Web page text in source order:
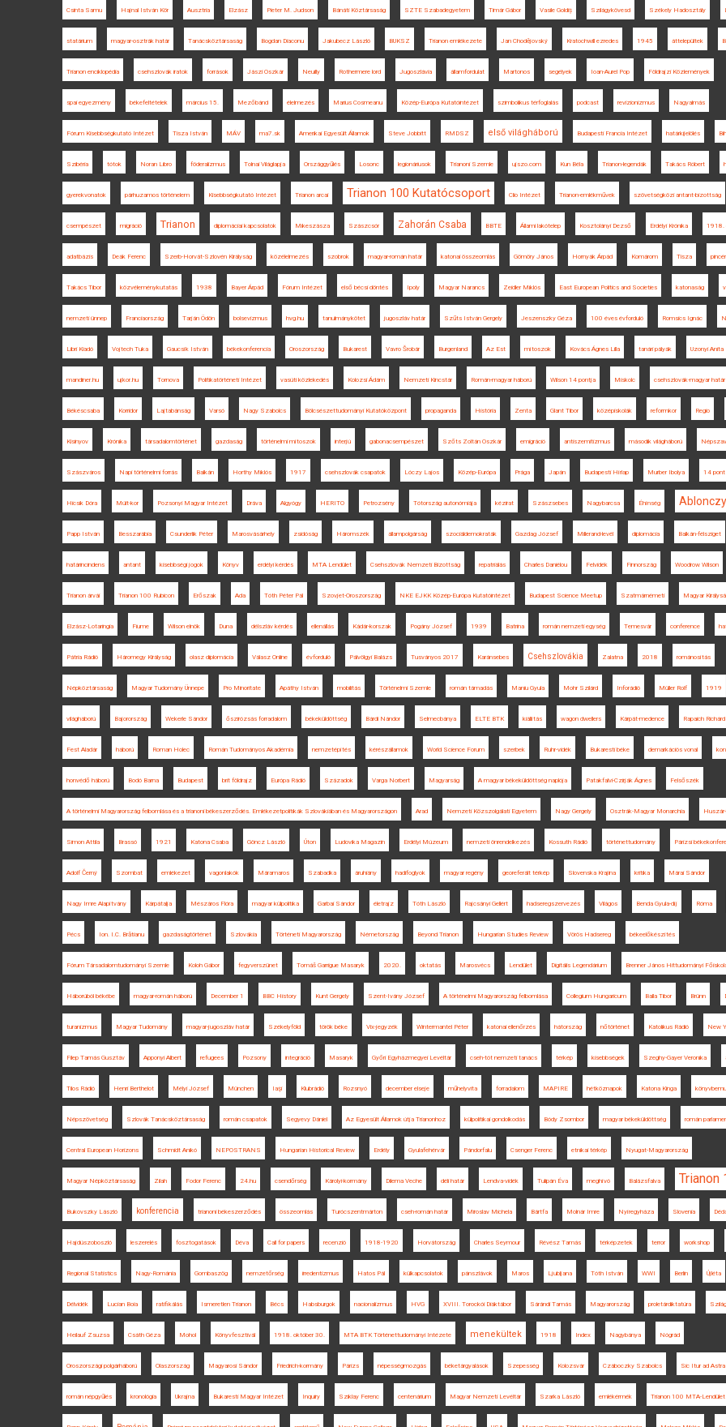
Csinta Samu Hajnal István Kör Ausztria Elzász Pieter M. Judson Bánáti Köztársaság SZTE Szabadegyetem Timár Gábor Vasile Goldiș Szilágykövesd Székely Hadosztály
statárium magyar-osztrák határ Tanácsköztársaság Bogdan Diaconu Jakubecz László BUKSZ Trianon emlékezete Jan Chodějovský Kratochwill ezredes 1945 áttelepültek
Trianon enciklopédia csehszlovák iratok források Jászi Oszkár Neuilly Rothermere lord Jugoszlávia államfordulat Martonos segélyek Ioan-Aurel Pop Földrajzi Közlemények
spai egyezmény békefeltételek március 15. Mezőbánd élelmezés Marius Cosmeanu Közép-Európa Kutatóintézet szimbolikus térfoglalás podcast revizionizmus Nagyalmás
Fórum Kisebbségkutató Intézet Tisza István MÁV ma7.sk Amerikai Egyesült Államok Steve Jobbitt RMDSZ első világháború Budapesti Francia Intézet határkijelölés
Szibéria tótok Noran Libro föderalizmus Tolnai Világlapja Országgyűlés Losonc legionáriusok Trianoni Szemle ujszo.com Kun Béla Trianon-legendák Takács Róbert
gyerekvonatok párhuzamos történelem Kisebbségkutató Intézet Trianon arcai Trianon 100 Kutatócsoport Clio Intézet Trianon-emlékművek szövetségközi antant-bizottság
csempészet migráció Trianon diplomáciai kapcsolatok Mikeszásza Szászcsór Zahorán Csaba BBTE Állami lakótelep Kosztolányi Dezső Erdélyi Krónika 1918.
adatbázis Deák Ferenc Szerb-Horvát-Szlovén Királyság közélelmezés szobrok magyar-román határ katonai összeomlás Gömöry János Hornyák Árpád Komárom Tisza
Takács Tibor közvéleménykutatás 1938 Bayer Árpád Fórum Intézet első bécsi döntés Ipoly Magyar Narancs Zeidler Miklós East European Politics and Societies katonaság
nemzeti ünnep Franciaország Tarján Ödön bolsevizmus hvg.hu tanulmánykötet jugoszláv határ Szűts István Gergely Jeszenszky Géza 100 éves évforduló Romsics Ignác
Libri Kiadó Vojtech Tuka Gaucsík István békekonferencia Oroszország Bukarest Vavro Šrobár Burgenland Az Est mítoszok Kovács Ágnes Lilla tanári pályák Uzonyi Anita
mandiner.hu ujkor.hu Tornova Politikatörténeti Intézet vasúti közlekedés Kolozsi Ádám Nemzeti Kincstár Román-magyar háború Wilson 14 pontja Miskolc csehszlovák-magyar határ
Békéscsaba Korridor Lajtabánság Varsó Nagy Szabolcs Bölcsészettudományi Kutatóközpont propaganda História Zenta Glant Tibor középiskolák reformkor Regio
Kisinyov Krónika társadalomtörténet gazdaság történelmi mítoszok interjú gabonacsempészet Szőts Zoltán Oszkár emigráció antiszemitizmus második világháború
Szászváros Napi történelmi forrás Balkán Horthy Miklós 1917 csehszlovák csapatok Lóczy Lajos Közép-Európa Prága Japán Budapesti Hírlap Murber Ibolya 14 pont
Hicsik Dóra Múlt-kor Pozsonyi Magyar Intézet Dráva Algyógy HERITO Petrozsény Tótország autonómiája kézirat Szászsebes Nagybarcsa Éhínség
Papp István Besszarábia Csunderlik Péter Marosvásárhely zsidóság Háromszék állampolgárság szociáldemokraták Gazdag József Millerand-levél diplomácia Balkán-félsziget
határincindens antant kisebbségi jogok Könyv erdélyi kérdés MTA Lendület Csehszlovák Nemzeti Bizottság repatriálás Charles Daniélou Felvidék Finnország Woodrow Wilson
Trianon árvái Trianon 100 Rubicon Erőszak Ada Tóth Péter Pál Szovjet-Oroszország NKE EJKK Közép-Európa Kutatóintézet Budapest Science Meetup Szatmárnémeti Magyar
Elzász-Lotaringia Fiume Wilson elnök Duna délszláv kérdés ellenállás Kádár-korszak Pogány József 1939 Batrina román nemzeti egység Temesvár conference
Pátria Rádió Háromegy Királyság olasz diplomácia Válasz Online évforduló Pálvölgyi Balázs Tusványos 2017 Karánsebes Csehszlovákia Zalatna 2018 románosítás
Népköztársaság Magyar Tudomány Ünnepe Pro Minoritate Apáthy István mobilitás Történelmi Szemle román támadás Maniu Gyula Mohr Szilárd Inforádió Müller Rolf 1919
világháború Bajorország Wekerle Sándor őszirózsás forradalom békeküldöttség Bárdi Nándor Selmecbánya ELTE BTK kiállítás wagon dwellers Kárpát-medence Rapaich
Fest Aladár háború Roman Holec Román Tudományos Akadémia nemzetépítés kérészállamok World Science Forum szerbek Ruhr-vidék Bukaresti béke demarkációs vonal
honvédő háború Bodó Barna Budapest brit földrajz Európa Rádió Századok Varga Norbert Magyarság A magyar békeküldöttség naplója Patakfalvi-Czirják Ágnes Felsőszék
A történelmi Magyarország felbomlása és a trianoni békeszerződés. Emlékezetpolitikák Szlovákiában és Magyarországon Arad Nemzeti Közszolgálati Egyetem Nagy Gergely Osztrák-Magyar Monarchia
Simon Attila Brassó 1921 Katona Csaba Göncz László Úton Ludovika Magazin Erdélyi Múzeum nemzeti önrendelkezés Kossuth Rádió történettudomány Párizsi
Adolf Černý Szombat emlékezet vagonlakók Máramaros Szabadka áruhiány hadifoglyok magyar regény georeferált térkép Slovenska Krajina kritika Márai Sándor
Nagy Imre Alapítvány Kárpátalja Mészáros Flóra magyar külpolitika Garbai Sándor életrajz Tóth László Rajcsányi Gellért hadseregszervezés Világos Benda Gyula-díj Róma
Pécs Ion. I.C. Brătianu gazdaságtörténet Szlovákia Történeti Magyarország Németország Beyond Trianon Hungarian Studies Review Vörös Hadsereg békeelőkészítés
Fórum Társadalomtudományi Szemle Koloh Gábor fegyverszünet Tomáš Garrigue Masaryk 2020. oktatás Marosvécs Lendület Digitális Legendárium Brenner János Hittudományi
Háborúból békébe magyar-román háború December 1 BBC History Kunt Gergely Szent-Ivány József A történelmi Magyarország felbomlása Collegium Hungaricum Balla Tibor Brünn
turanizmus Magyar Tudomány magyar-jugoszláv határ Székelyföld török béke Vix-jegyzék Wintermantel Péter katonai ellenőrzés hátország nőtörténet Katolikus Rádió New
Filep Tamás Gusztáv Apponyi Albert refugees Pozsony integráció Masaryk Győri Egyházmegyei Levéltár cseh-tót nemzeti tanács térkép kisebbségek Szeghy-Gayer Veronika
Tilos Rádió Henri Berthelot Mélyi József München Iaşi Klubrádió Rozsnyó december elseje műhelyvita forradalom MAPIRE hétköznapok Katona Kinga
Népszövetség Szlovák Tanácsköztársaság román csapatok Segyevy Dániel Az Egyesült Államok útja Trianonhoz külpolitikai gondolkodás Bódy Zsombor magyar békeküldöttség román
Central European Horizons Schmidt Anikó NEPOSTRANS Hungarian Historical Review Erdély Gyulafehérvár Pándorfalu Csenger Ferenc etnikai térkép Nyugat-Magyarország
Magyar Népköztársaság Zilah Fodor Ferenc 24.hu csendőrség Károlyi-kormány Dilema Veche déli határ Lendva-vidék Tulipán Éva meghívó Balázsfalva Trianon
Bukovszky László konferencia trianoni békeszerződés összeomlás Turócszentmárton cseh-román határ Miroslav Michela Bártfa Molnár Imre Nyíregyháza Slovenia
Hajdúszoboszló leszerelés fosztogatások Déva Call for papers recenzió 1918-1920 Horvátország Charles Seymour Révész Tamás térképzetek terror workshop
Regional Statistics Nagy-Románia Gombaszög nemzetőrség irredentizmus Hatos Pál külkapcsolatok pánszlávok Maros Ljubljana Tóth István WWI Berlin Újléta
Délvidék Lucian Boia ratifikálás Ismeretlen Trianon Bécs Habsburgok nacionalizmus HVG XVIII. Torockói Diáktábor Sárándi Tamás Magyarország proletárdiktatúra
Heilauf Zsuzsa Csáth Géza Mohol Könyvfesztivál 1918. október 30. MTA BTK Történettudományi Intézete menekültek 1918 Index Nagybánya Nógrád
Oroszországi polgárháború Olaszország Magyarosi Sándor Friedrich-kormány Párizs népességmozgás béketárgyalások Szepesség Kolozsvár Czáboczky Szabolcs Sic Itur ad Astra
román népgyűlés kronológia Ukrajna Bukaresti Magyar Intézet Inquiry Sziklay Ferenc centenárium Magyar Nemzeti Levéltár Szarka László emlékérmék Trianon 100 MTA-Lendület